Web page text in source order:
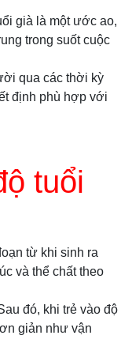
già là một ước ao,
trong suốt cuộc
qua các thời kỳ
định phù hợp với
tuổi
từ khi sinh ra
và thể chất theo
đó, khi trẻ vào độ
giản như vận